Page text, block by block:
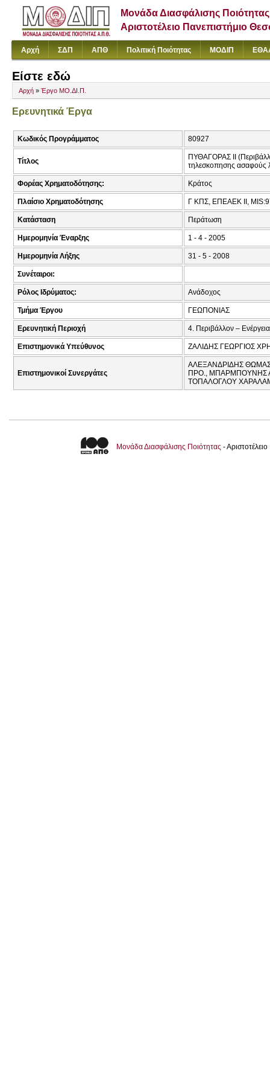
Μονάδα Διασφάλισης Ποιότητας
Αριστοτέλειο Πανεπιστήμιο
Αρχή ΣΔΠ ΑΠΘ Πολιτική Ποιότητας ΜΟΔΙΠ
Είστε εδώ
Αρχή » Έργο ΜΟ.ΔΙ.Π.
Ερευνητικά Έργα
Κωδικός Προγράμματος 80927
Τίτλος
ΠΥΘΑΓΟΡΑΣ ΙΙ
τηλεσκοπησης ασαφούς
Φορέας Χρηματοδότησης: Κράτος
Πλαίσιο Χρηματοδότησης Γ ΚΠΣ, ΕΠΕΑΕΚ ΙΙ,
Κατάσταση Περάτωση
Ημερομηνία Έναρξης 1 - 4 - 2005
Ημερομηνία Λήξης 31 - 5 - 2008
Συνέταιροι:
Ρόλος Ιδρύματος: Ανάδοχος
Τμήμα Έργου ΓΕΩΠΟΝΙΑΣ
Ερευνητική Περιοχή 4. Περιβάλλον – Ενέργεια
Επιστημονικά Υπεύθυνος ΖΑΛΙΔΗΣ ΓΕΩΡΓΙΟΣ
Επιστημονικοί Συνεργάτες
ΑΛΕΞΑΝΔΡΙΔΗΣ
ΠΡΟ., ΜΠΑΡΜΠΟΥΝΗΣ
ΤΟΠΑΛΟΓΛΟΥ
Μονάδα Διασφάλισης Ποιότητας -